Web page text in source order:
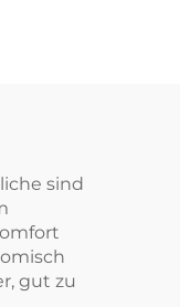
sind
gut zu